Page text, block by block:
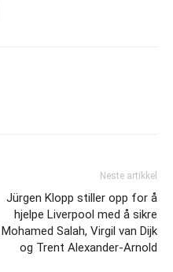
Neste artikkel
Jürgen Klopp stiller opp for å
hjelpe Liverpool med å sikre
Mohamed Salah, Virgil van Dijk
og Trent Alexander-Arnold